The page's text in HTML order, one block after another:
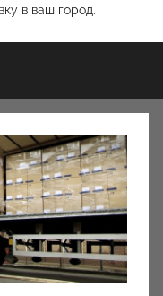
в ваш город.